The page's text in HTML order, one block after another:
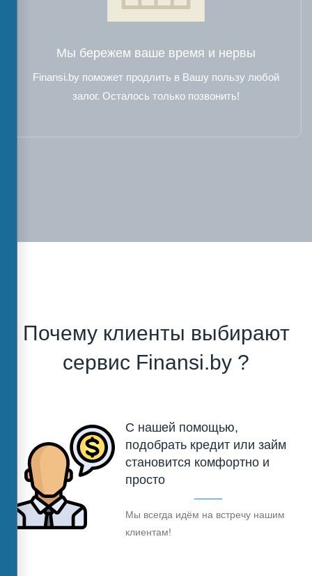
Мы бережем ваше время и нервы
Finansi.by поможет продлить в Вашу пользу любой
залог. Осталось только позвонить!
Почему клиенты выбирают
сервис Finansi.by ?
С нашей помощью,
подобрать кредит или займ
становится комфортно и
просто
Мы всегда идём на встречу нашим
клиентам!